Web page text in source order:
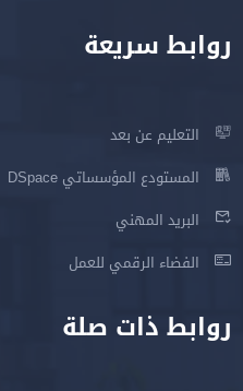
روابط سريعة
التعليم عن بعد
المستودع المؤسساتي DSpace
البريد المهني
الفضاء الرقمي للعمل
روابط ذات صلة